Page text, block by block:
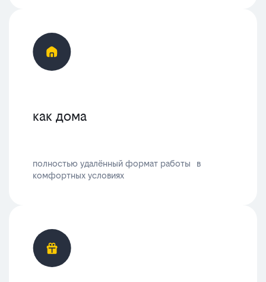
как дома
полностью удалённый формат работы в
комфортных условиях